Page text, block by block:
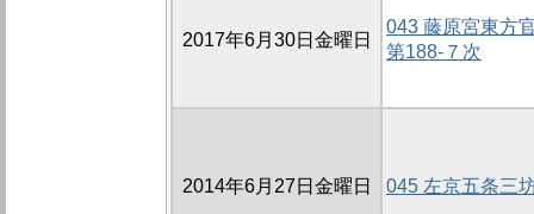
2017年6月30日金曜日
043 藤原宮東方
第188-７次
2014年6月27日金曜日 045 左京五条三